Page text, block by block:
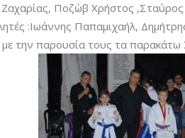
Ζαχαρίας, Ποζώβ Χρήστος ,Σταύρος
:Ιωάννης Παπαμιχαήλ,
την παρουσία τους τα παρακάτω